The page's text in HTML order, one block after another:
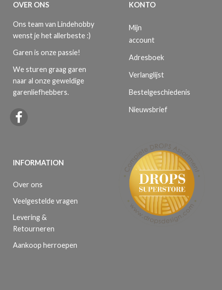
OVER ONS
Ons team van Lindehobby
wenst je het allerbeste :)
Garen is onze passie!
We sturen graag garen
naar al onze geweldige
garenliefhebbers.
INFORMATION
Over ons
Veelgestelde vragen
Levering &
Retourneren
Aankoop herroepen
KONTO
Mijn
account
Adresboek
Verlanglijst
Bestelgeschiedenis
Nieuwsbrief